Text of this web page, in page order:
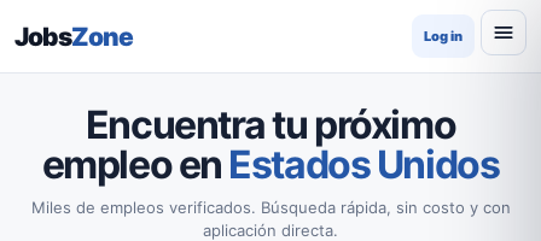
JobsZone Log in
Encuentra tu próximo
empleo en Estados Unidos
Miles de empleos verificados. Búsqueda rápida, sin costo y con
aplicación directa.